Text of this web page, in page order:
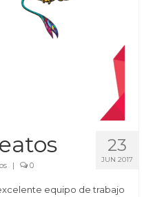
23
JUN 2017
| 0
equipo de trabajo